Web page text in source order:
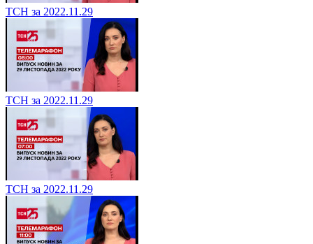
ТСН за 2022.11.29
ТСН за 2022.11.29
ТСН за 2022.11.29